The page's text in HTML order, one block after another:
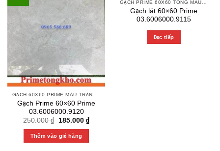
Gạch Prime 60×60 Prime
03.6006000.9120
250.000₫
Original
was:
250.000 ₫.
185.000 ₫Current
price
Thêm vào giỏ hàng
Gạch lát 60×60 Prime
03.6006000.9115
Đọc tiếp